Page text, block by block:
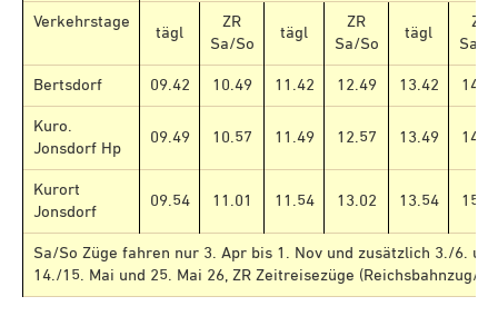
Verkehrstage
tägl
ZR
Sa/So
tägl
ZR
Sa/So
tägl
ZR
Sa/
Bertsdorf 09.42 10.49 11.42 12.49 13.42
Kuro.
Jonsdorf Hp
09.49 10.57 11.49 12.57 13.49
Kurort
Jonsdorf
09.54 11.01 11.54 13.02 13.54
Sa/So Züge fahren nur 3. Apr bis 1. Nov und zusätzlich 3./6.
14./15. Mai und 25. Mai 26, ZR Zeitreisezüge (Reichsbahnzug/